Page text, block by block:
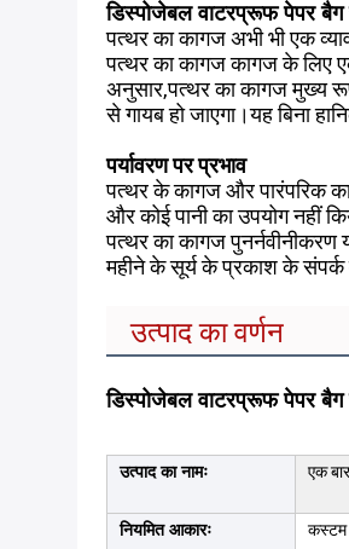
डिस्पोजेबल वाटरप्रूफ पेपर बैग
पत्थर का कागज अभी भी एक
पत्थर का कागज कागज के लिए
अनुसार,पत्थर का कागज मुख्य
से गायब हो जाएगा।यह बिना
पर्यावरण पर प्रभाव
पत्थर के कागज और पारंपरिक
और कोई पानी का उपयोग नहीं
पत्थर का कागज
महीने के सूर्य के प्रकाश के संपर्क
उत्पाद का वर्णन
डिस्पोजेबल वाटरप्रूफ पेपर बैग
उत्पाद का नामः एक
नियमित आकारः कस्टम